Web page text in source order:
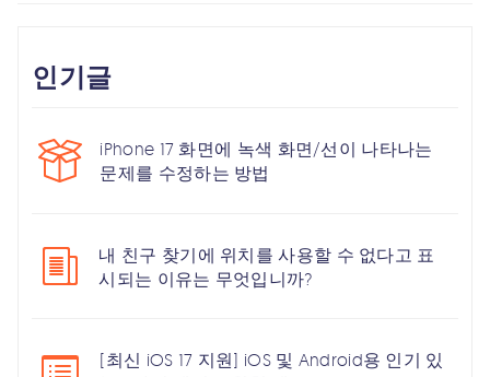
인기글
iPhone 17 화면에 녹색 화면/선이 나타나는
문제를 수정하는 방법
내 친구 찾기에 위치를 사용할 수 없다고 표
시되는 이유는 무엇입니까?
[최신 iOS 17 지원] iOS 및 Android용 인기 있